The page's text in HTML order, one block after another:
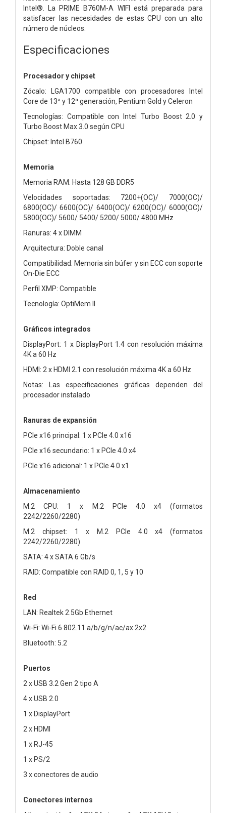
Intel®. La PRIME B760M-A WIFI está preparada para
satisfacer las necesidades de estas CPU con un alto
número de núcleos.
Especificaciones
Procesador y chipset
Zócalo: LGA1700 compatible con procesadores Intel
Core de 13ª y 12ª generación, Pentium Gold y Celeron
Tecnologías: Compatible con Intel Turbo Boost 2.0 y
Turbo Boost Max 3.0 según CPU
Chipset: Intel B760
Memoria
Memoria RAM: Hasta 128 GB DDR5
Velocidades soportadas: 7200+(OC)/ 7000(OC)/
6800(OC)/ 6600(OC)/ 6400(OC)/ 6200(OC)/ 6000(OC)/
5800(OC)/ 5600/ 5400/ 5200/ 5000/ 4800 MHz
Ranuras: 4 x DIMM
Arquitectura: Doble canal
Compatibilidad: Memoria sin búfer y sin ECC con soporte
On-Die ECC
Perfil XMP: Compatible
Tecnología: OptiMem II
Gráficos integrados
DisplayPort: 1 x DisplayPort 1.4 con resolución máxima
4K a 60 Hz
HDMI: 2 x HDMI 2.1 con resolución máxima 4K a 60 Hz
Notas: Las especificaciones gráficas dependen del
procesador instalado
Ranuras de expansión
PCIe x16 principal: 1 x PCIe 4.0 x16
PCIe x16 secundario: 1 x PCIe 4.0 x4
PCIe x16 adicional: 1 x PCIe 4.0 x1
Almacenamiento
M.2 CPU: 1 x M.2 PCIe 4.0 x4 (formatos
2242/2260/2280)
M.2 chipset: 1 x M.2 PCIe 4.0 x4 (formatos
2242/2260/2280)
SATA: 4 x SATA 6 Gb/s
RAID: Compatible con RAID 0, 1, 5 y 10
Red
LAN: Realtek 2.5Gb Ethernet
Wi-Fi: Wi-Fi 6 802.11 a/b/g/n/ac/ax 2x2
Bluetooth: 5.2
Puertos
2 x USB 3.2 Gen 2 tipo A
4 x USB 2.0
1 x DisplayPort
2 x HDMI
1 x RJ-45
1 x PS/2
3 x conectores de audio
Conectores internos